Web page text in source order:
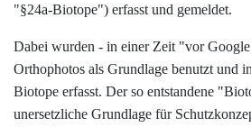
"§24a-Biotope") erfasst und gemeldet.
Dabei wurden - in einer Zeit "vor
Orthophotos als Grundlage benutzt und
Biotope erfasst. Der so entstandene
unersetzliche Grundlage für